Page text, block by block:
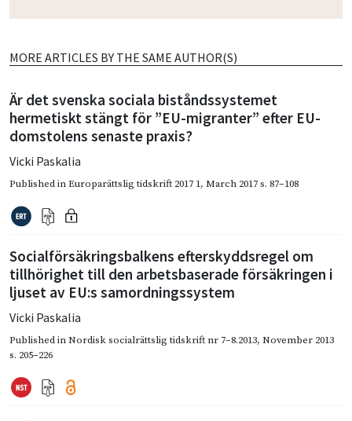
MORE ARTICLES BY THE SAME AUTHOR(S)
Är det svenska sociala biståndssystemet
hermetiskt stängt för ”EU-migranter” efter EU-
domstolens senaste praxis?
Vicki Paskalia
Published inEuroparättslig tidskrift 2017 1, March 2017s. 87–108
Socialförsäkringsbalkens efterskyddsregel om
tillhörighet till den arbetsbaserade försäkringen i
ljuset av EU:s samordningssystem
Vicki Paskalia
Published inNordisk socialrättslig tidskrift nr 7–8.2013, November 2013
s. 205–226